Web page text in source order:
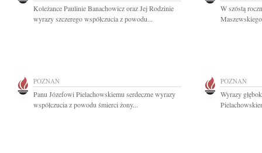
Koleżance Paulinie Banachowicz oraz Jej Rodzinie
wyrazy szczerego współczucia z powodu...
W szóstą
POZNAŃ
Panu Józefowi Pielachowskiemu serdeczne wyrazy
współczucia z powodu śmierci żony...
POZNAŃ
Wyrazy